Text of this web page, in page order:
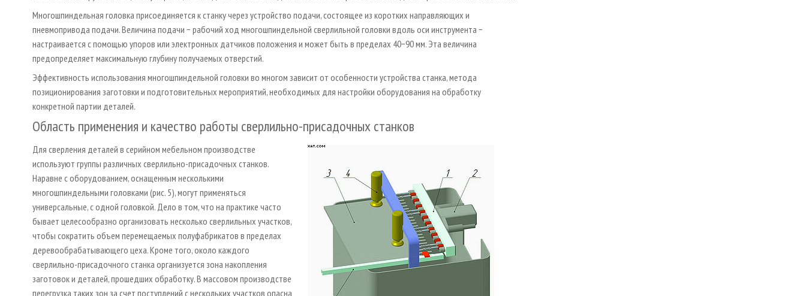
Многошпиндельная головка присоединяется к станку через устройство подачи, состоящее из коротких направляющих и
пневмопривода подачи. Величина подачи − рабочий ход многошпиндельной сверлильной головки вдоль оси инструмента −
настраивается с помощью упоров или электронных датчиков положения и может быть в пределах 40−90 мм. Эта величина
предопределяет максимальную глубину получаемых отверстий.
Эффективность использования многошпиндельной головки во многом зависит от особенности устройства станка, метода
позиционирования заготовки и подготовительных мероприятий, необходимых для настройки оборудования на обработку
конкретной партии деталей.
Область применения и качество работы сверлильно-присадочных станков
Для сверления деталей в серийном мебельном производстве
используют группы различных сверлильно-присадочных станков.
Наравне с оборудованием, оснащенным несколькими
многошпиндельными головками (рис. 5), могут применяться
универсальные, с одной головкой. Дело в том, что на практике часто
бывает целесообразно организовать несколько сверлильных участков,
чтобы сократить объем перемещаемых полуфабрикатов в пределах
деревообрабатывающего цеха. Кроме того, около каждого
сверлильно-присадочного станка организуется зона накопления
заготовок и деталей, прошедших обработку. В массовом производстве
перегрузка таких зон за счет поступлений с нескольких участков опасна